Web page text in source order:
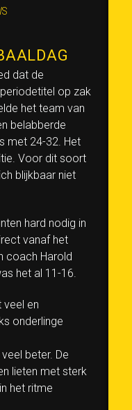
dat de
op zak
het team van
belabberde
met 24-32. Het
Voor dit soort
blijkbaar niet
hard nodig in
vanaf het
coach Harold
het al 11-16.
veel en
onderlinge
beter. De
lieten met sterk
het ritme